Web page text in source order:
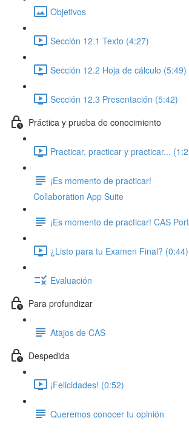
Objetivos
Sección 12.1 Texto (4:27)
Sección 12.2 Hoja de cálculo (5:49)
Sección 12.3 Presentación (5:42)
Práctica y prueba de conocimiento
Practicar, practicar y practicar...
¡Es momento de practicar!
Collaboration App Suite
¡Es momento de practicar! CAS
¿Listo para tu Examen Final? (0:44)
Evaluación
Para profundizar
Atajos de CAS
Despedida
¡Felicidades! (0:52)
Queremos conocer tu opinión